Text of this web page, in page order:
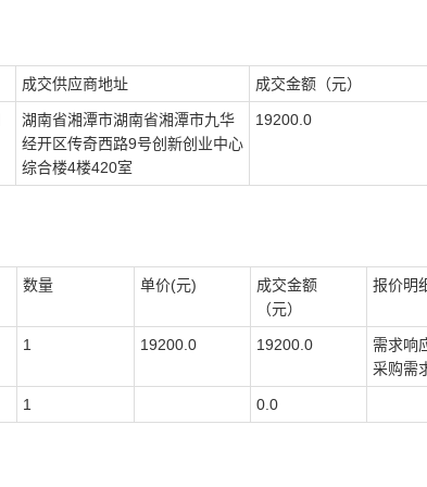
成交供应商地址 成交金额（元）
湖南省湘潭市湖南省湘潭市九华
经开区传奇西路9号创新创业中心
综合楼4楼420室
19200.0
数量 单价(元)
成交金额
（元）
报价明
1 19200.0 19200.0
需求响
采购需
1 0.0